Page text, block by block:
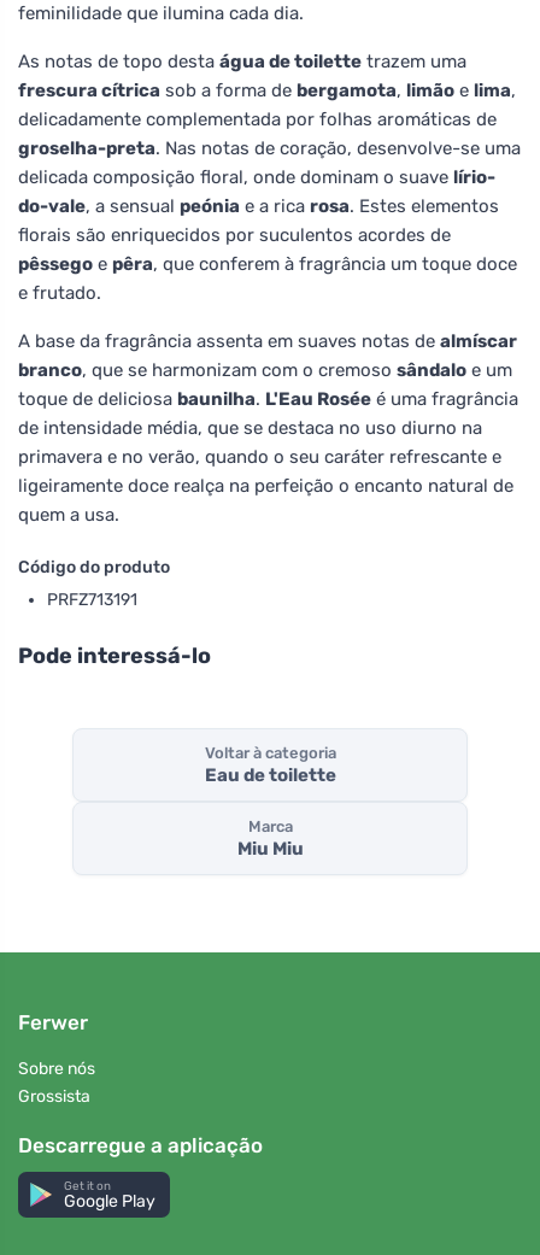
feminilidade que ilumina cada dia.
As notas de topo desta água de toilette trazem uma
frescura cítrica sob a forma de bergamota, limão e lima,
delicadamente complementada por folhas aromáticas de
groselha-preta. Nas notas de coração, desenvolve-se uma
delicada composição floral, onde dominam o suave lírio-
do-vale, a sensual peónia e a rica rosa. Estes elementos
florais são enriquecidos por suculentos acordes de
pêssego e pêra, que conferem à fragrância um toque doce
e frutado.
A base da fragrância assenta em suaves notas de almíscar
branco, que se harmonizam com o cremoso sândalo e um
toque de deliciosa baunilha. L'Eau Rosée é uma fragrância
de intensidade média, que se destaca no uso diurno na
primavera e no verão, quando o seu caráter refrescante e
ligeiramente doce realça na perfeição o encanto natural de
quem a usa.
Código do produto
PRFZ713191
Pode interessá-lo
Voltar à categoria
Eau de toilette
Marca
Miu Miu
Ferwer
Sobre nós
Grossista
Descarregue a aplicação
Get it on
Google Play